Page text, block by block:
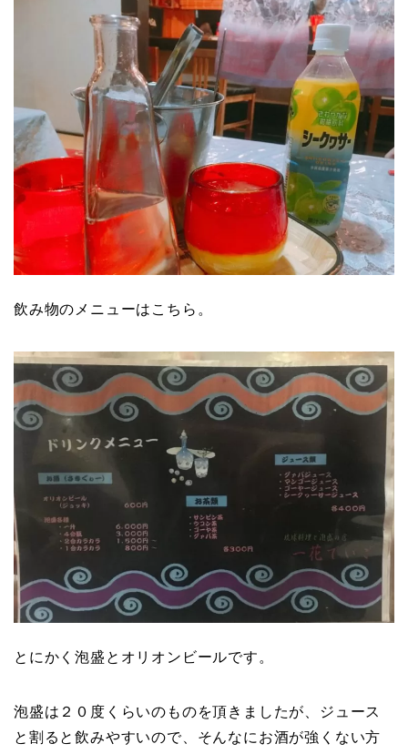
飲み物のメニューはこちら。
とにかく泡盛とオリオンビールです。
泡盛は２０度くらいのものを頂きましたが、ジュース
と割ると飲みやすいので、そんなにお酒が強くない方